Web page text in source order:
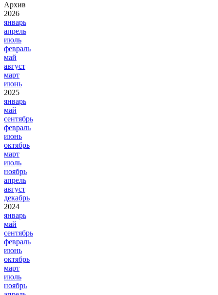
Архив
2026
январь
апрель
июль
февраль
май
август
март
июнь
2025
январь
май
сентябрь
февраль
июнь
октябрь
март
июль
ноябрь
апрель
август
декабрь
2024
январь
май
сентябрь
февраль
июнь
октябрь
март
июль
ноябрь